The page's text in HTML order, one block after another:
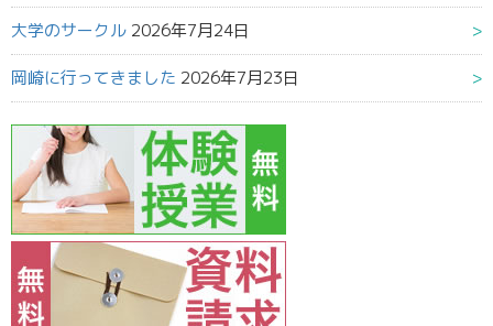
大学のサークル 2026年7月24日
岡崎に行ってきました 2026年7月23日